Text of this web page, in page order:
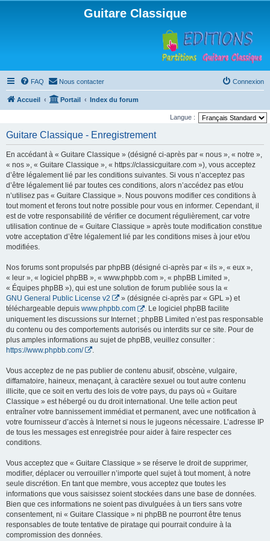
Guitare Classique
FAQ Nous contacter Connexion
Accueil Portail Index du forum
Langue :
Guitare Classique - Enregistrement
En accédant à « Guitare Classique » (désigné ci-après par « nous », « notre »,
« nos », « Guitare Classique », « https://classicguitare.com »), vous acceptez
d’être légalement lié par les conditions suivantes. Si vous n’acceptez pas
d’être légalement lié par toutes ces conditions, alors n’accédez pas et/ou
n’utilisez pas « Guitare Classique ». Nous pouvons modifier ces conditions à
tout moment et ferons tout notre possible pour vous en informer. Cependant, il
est de votre responsabilité de vérifier ce document régulièrement, car votre
utilisation continue de « Guitare Classique » après toute modification constitue
votre acceptation d’être légalement lié par les conditions mises à jour et/ou
modifiées.
Nos forums sont propulsés par phpBB (désigné ci-après par « ils », « eux »,
« leur », « logiciel phpBB », « www.phpbb.com », « phpBB Limited »,
« Équipes phpBB »), qui est une solution de forum publiée sous la «
GNU General Public License v2
» (désignée ci-après par « GPL ») et
téléchargeable depuis www.phpbb.com
. Le logiciel phpBB facilite
uniquement les discussions sur Internet ; phpBB Limited n’est pas responsable
du contenu ou des comportements autorisés ou interdits sur ce site. Pour de
plus amples informations au sujet de phpBB, veuillez consulter :
https://www.phpbb.com/
Vous acceptez de ne pas publier de contenu abusif, obscène, vulgaire,
diffamatoire, haineux, menaçant, à caractère sexuel ou tout autre contenu
illicite, que ce soit en vertu des lois de votre pays, du pays où « Guitare
Classique » est hébergé ou du droit international. Une telle action peut
entraîner votre bannissement immédiat et permanent, avec une notification à
votre fournisseur d’accès à Internet si nous le jugeons nécessaire. L’adresse IP
de tous les messages est enregistrée pour aider à faire respecter ces
conditions.
Vous acceptez que « Guitare Classique » se réserve le droit de supprimer,
modifier, déplacer ou verrouiller n’importe quel sujet à tout moment, à notre
seule discrétion. En tant que membre, vous acceptez que toutes les
informations que vous saisissez soient stockées dans une base de données.
Bien que ces informations ne soient pas divulguées à un tiers sans votre
consentement, ni « Guitare Classique » ni phpBB ne pourront être tenus
responsables de toute tentative de piratage qui pourrait conduire à la
compromission des données.